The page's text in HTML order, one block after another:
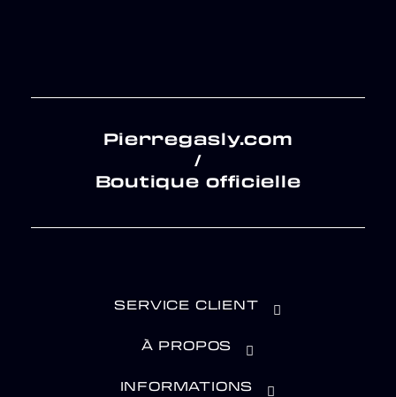
Pierregasly.com
/
Boutique officielle
SERVICE CLIENT
À PROPOS
INFORMATIONS